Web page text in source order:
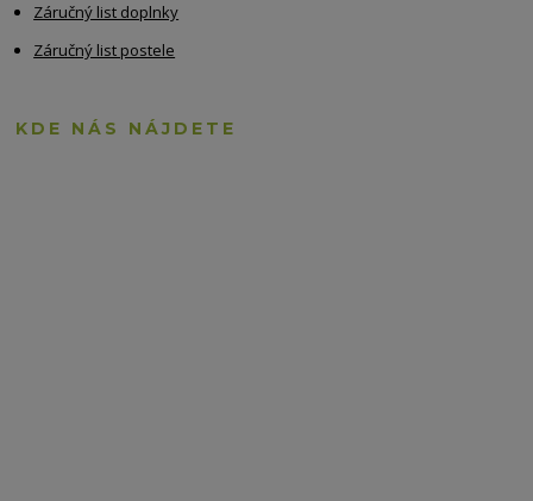
Záručný list doplnky
Záručný list postele
KDE NÁS NÁJDETE